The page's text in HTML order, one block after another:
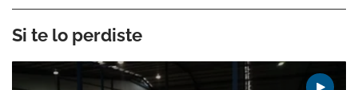
Si te lo perdiste